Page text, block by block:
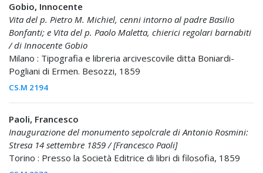
Gobio, Innocente
Vita del p. Pietro M. Michiel, cenni intorno al padre Basilio
Bonfanti; e Vita del p. Paolo Maletta, chierici regolari barnabiti
/ di Innocente Gobio
Milano : Tipografia e libreria arcivescovile ditta Boniardi-
Pogliani di Ermen. Besozzi, 1859
CS.M 2194
Paoli, Francesco
Inaugurazione del monumento sepolcrale di Antonio Rosmini:
Stresa 14 settembre 1859 / [Francesco Paoli]
Torino : Presso la Società Editrice di libri di filosofia, 1859